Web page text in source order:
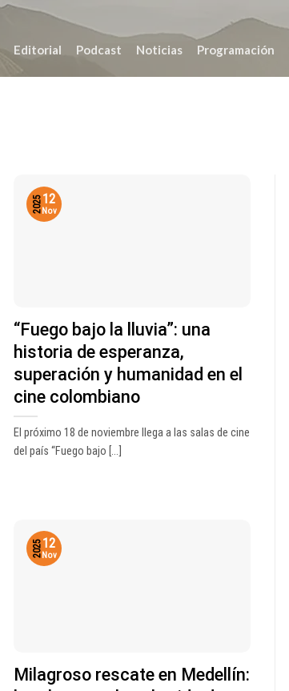
Editorial Podcast Noticias Programación
“Fuego bajo la lluvia”: una
historia de esperanza,
superación y humanidad en el
cine colombiano
El próximo 18 de noviembre llega a las salas de cine
del país “Fuego bajo [...]
12
Nov
2025
Milagroso rescate en Medellín:
12
Nov
2025